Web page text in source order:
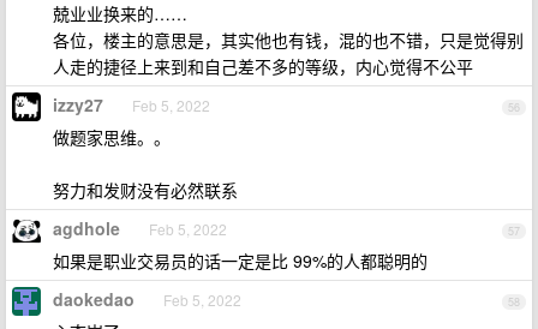
兢业业换来的……
各位，楼主的意思是，其实他也有钱，混的也不错，只是觉得别
人走的捷径上来到和自己差不多的等级，内心觉得不公平
56
izzy27 Feb 5, 2022
做题家思维。。
努力和发财没有必然联系
57
agdhole Feb 5, 2022
如果是职业交易员的话一定是比 99%的人都聪明的
58
daokedao Feb 5, 2022